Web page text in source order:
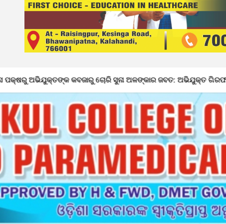
ଚୋରି ସୁନା ଅଳଙ୍କାର ଜବତ: ଅଭିଯୁକ୍ତ ଗିରଫ